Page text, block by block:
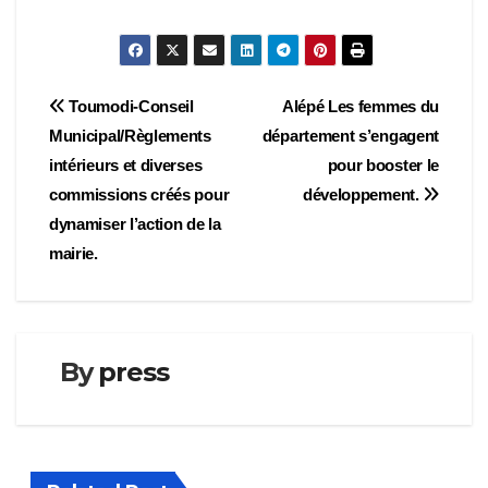
Navigation
de
l’article
Alépé Les femmes du
département s’engagent
pour booster le
développement.
Toumodi-Conseil
Municipal/Règlements
intérieurs et diverses
commissions créés pour
dynamiser l’action de la
mairie.
Bypress